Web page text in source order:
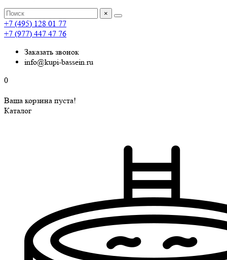
×
+7 (495) 128 01 77
+7 (977) 447 47 76
Заказать звонок
info@kupi-bassein.ru
0
Ваша корзина пуста!
Каталог